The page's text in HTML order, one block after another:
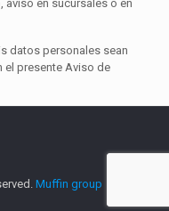
aviso en sucursales o en
datos personales sean
presente Aviso de
Muffin group